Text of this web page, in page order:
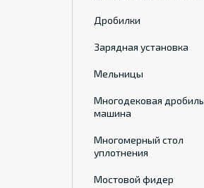
Дробилки
Зарядная установка
Мельницы
Многодековая
машина
Многомерный стол
уплотнения
Мостовой фидер